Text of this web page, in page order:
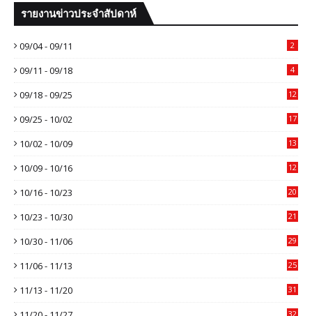
รายงานข่าวประจำสัปดาห์
09/04 - 09/11 2
09/11 - 09/18 4
09/18 - 09/25 12
09/25 - 10/02 17
10/02 - 10/09 13
10/09 - 10/16 12
10/16 - 10/23 20
10/23 - 10/30 21
10/30 - 11/06 29
11/06 - 11/13 25
11/13 - 11/20 31
32